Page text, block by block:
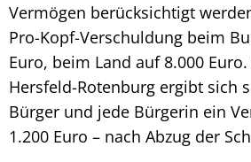
Vermögen berücksichtigt
Pro-Kopf-Verschuldung beim
Euro, beim Land auf 8.000
Hersfeld-Rotenburg ergibt sich
Bürger und jede Bürgerin ein
1.200 Euro – nach Abzug der